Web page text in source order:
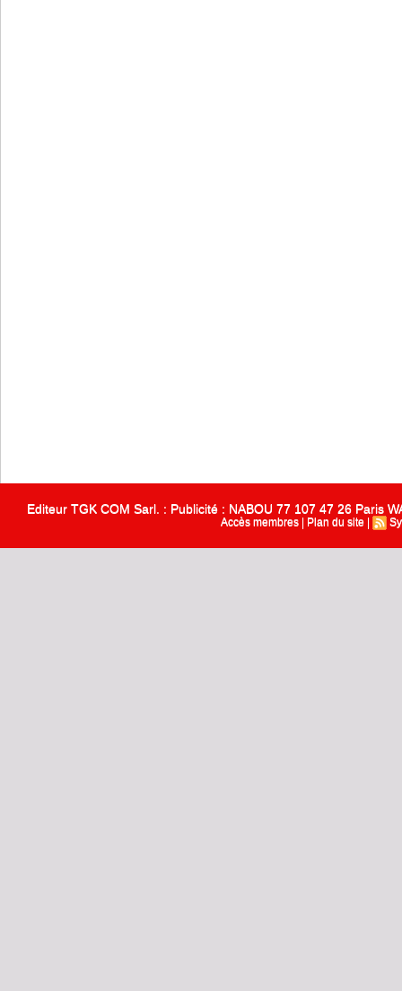
Editeur TGK COM Sarl. : Publicité : NABOU 77 107 47 26 Paris
Accès membres Plan du site